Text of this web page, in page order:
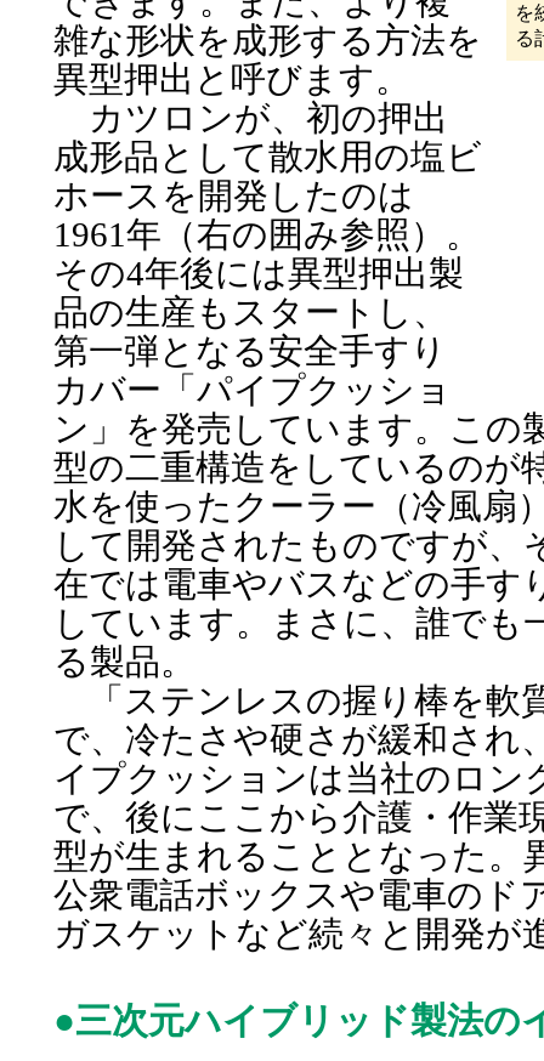
を
る
雑な形状を成形する方法を
異型押出と呼びます。
カツロンが、初の押出
成形品として散水用の塩ビ
ホースを開発したのは
1961年（右の囲み参照）。
その4年後には異型押出製
品の生産もスタートし、
第一弾となる安全手すり
カバー「パイプクッショ
ン」を発売しています。この
型の二重構造をしているのが
水を使ったクーラー（冷風扇
して開発されたものですが、
在では電車やバスなどの手す
しています。まさに、誰でも
る製品。
「ステンレスの握り棒を軟
で、冷たさや硬さが緩和され
イプクッションは当社のロン
で、後にここから介護・作業
型が生まれることとなった。
公衆電話ボックスや電車のド
ガスケットなど続々と開発が
●三次元ハイブリッド製法の